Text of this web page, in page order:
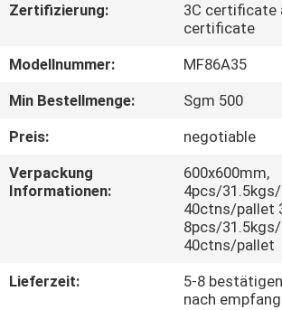
ÜBER
UNS
WERKSBESICHTIGUNG
QUALITÄTSKONTROLLE
UNS
Zertifizierung:
3C certificate
certificate
Modellnummer:
MF86A35
Min Bestellmenge:
Sgm 500
Preis:
negotiable
Verpackung
Informationen:
600x600mm,
4pcs/
40ctns/pallet
8pcs/
40ctns/pallet
Lieferzeit:
5-8
nach